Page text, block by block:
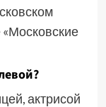
актрисой